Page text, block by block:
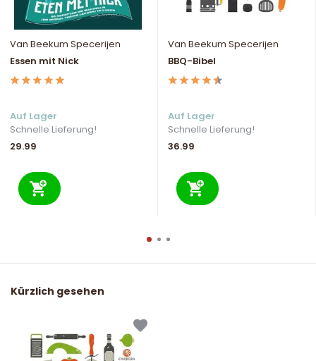
Van Beekum Specerijen
Essen mit Nick
Auf Lager
Schnelle Lieferung!
29.99
Van Beekum Specerijen
BBQ-Bibel
Auf Lager
Schnelle Lieferung!
36.99
Kürzlich gesehen